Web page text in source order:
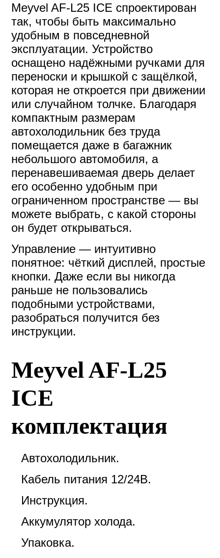
Meyvel AF-L25 ICE спроектирован
так, чтобы быть максимально
удобным в повседневной
эксплуатации. Устройство
оснащено надёжными ручками для
переноски и крышкой с защёлкой,
которая не откроется при движении
или случайном толчке. Благодаря
компактным размерам
автохолодильник без труда
помещается даже в багажник
небольшого автомобиля, а
перенавешиваемая дверь делает
его особенно удобным при
ограниченном пространстве — вы
можете выбрать, с какой стороны
он будет открываться.
Управление — интуитивно
понятное: чёткий дисплей, простые
кнопки. Даже если вы никогда
раньше не пользовались
подобными устройствами,
разобраться получится без
инструкции.
Meyvel AF-L25
ICE
комплектация
Автохолодильник.
Кабель питания 12/24В.
Инструкция.
Аккумулятор холода.
Упаковка.